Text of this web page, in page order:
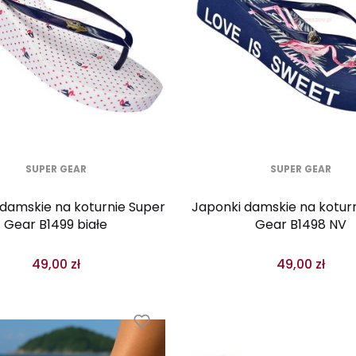
SUPER GEAR
na koturnie Super
Gear B1499 białe
49,00 zł
SUPER GEAR
Japonki damskie na
Gear B1498 NV
49,00 zł